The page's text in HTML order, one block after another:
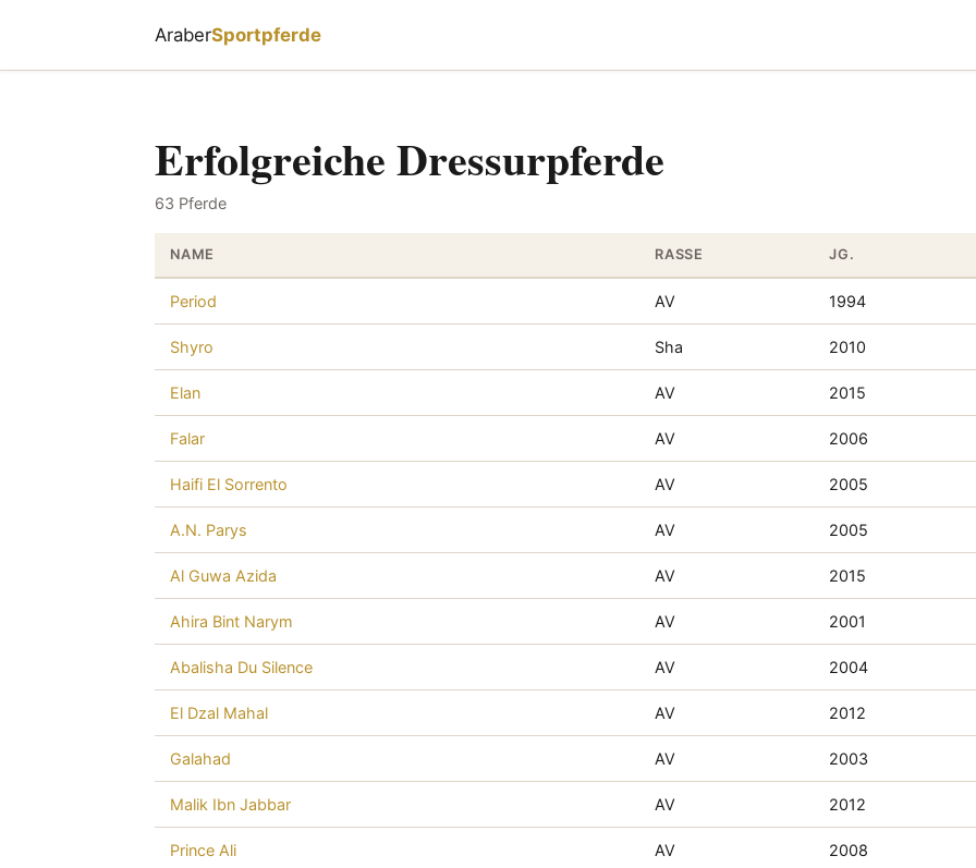
AraberSportpferde
Erfolgreiche Dressurpferde
63 Pferde
NAME RASSE JG.
Period AV 1994
Shyro Sha 2010
Elan AV 2015
Falar AV 2006
Haifi El Sorrento AV 2005
A.N. Parys AV 2005
Al Guwa Azida AV 2015
Ahira Bint Narym AV 2001
Abalisha Du Silence AV 2004
El Dzal Mahal AV 2012
Galahad AV 2003
Malik Ibn Jabbar AV 2012
Prince Ali AV 2008